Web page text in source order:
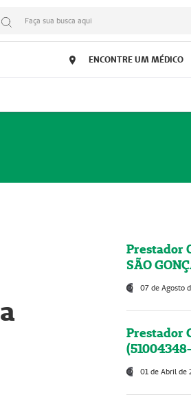
Faça sua busca aqui
ENCONTRE UM MÉDICO
Prestador
SÃO
07 de Agosto
Prestador
01 de Abril de